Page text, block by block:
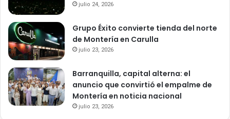
julio 24, 2026
Grupo Éxito convierte tienda del norte
de Montería en Carulla
julio 23, 2026
Barranquilla, capital alterna: el
anuncio que convirtió el empalme de
Montería en noticia nacional
julio 23, 2026